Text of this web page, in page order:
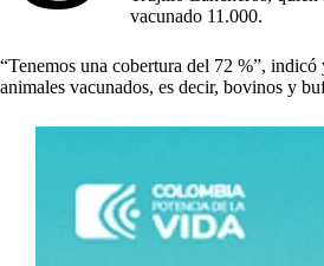
vacunado 11.000.
“Tenemos una cobertura del 72 %”,
animales vacunados, es decir, bovinos y